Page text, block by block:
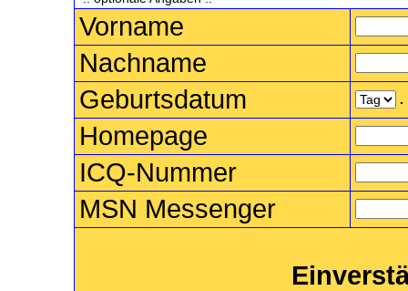
Vorname
Nachname
Geburtsdatum
.
Homepage
ICQ-Nummer
MSN Messenger